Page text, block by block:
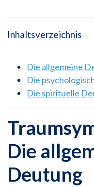
Inhaltsverzeichnis
Die allgemeine
Die
Die spirituelle
Die
Deutung